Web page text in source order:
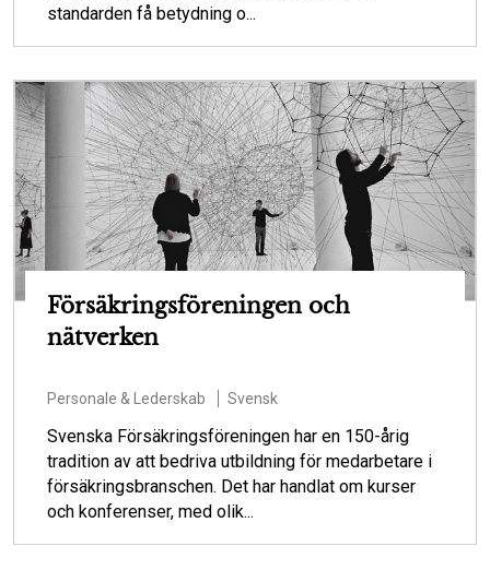
standarden få betydning o...
Försäkringsföreningen och
nätverken
Personale & Lederskab Svensk
Svenska Försäkringsföreningen har en 150-årig
tradition av att bedriva utbildning för medarbetare i
försäkringsbranschen. Det har handlat om kurser
och konferenser, med olik...